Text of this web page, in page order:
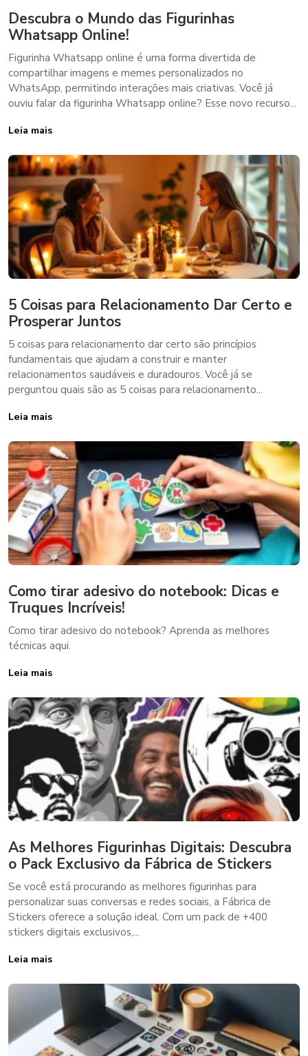
Descubra o Mundo das Figurinhas
Whatsapp Online!
Figurinha Whatsapp online é uma forma divertida de
compartilhar imagens e memes personalizados no
WhatsApp, permitindo interações mais criativas. Você já
ouviu falar da figurinha Whatsapp online? Esse novo recurso...
Leia mais
5 Coisas para Relacionamento Dar Certo e
Prosperar Juntos
5 coisas para relacionamento dar certo são princípios
fundamentais que ajudam a construir e manter
relacionamentos saudáveis e duradouros. Você já se
perguntou quais são as 5 coisas para relacionamento...
Leia mais
Como tirar adesivo do notebook: Dicas e
Truques Incríveis!
Como tirar adesivo do notebook? Aprenda as melhores
técnicas aqui.
Leia mais
As Melhores Figurinhas Digitais: Descubra
o Pack Exclusivo da Fábrica de Stickers
Se você está procurando as melhores figurinhas para
personalizar suas conversas e redes sociais, a Fábrica de
Stickers oferece a solução ideal. Com um pack de +400
stickers digitais exclusivos,...
Leia mais